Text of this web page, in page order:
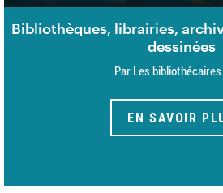
Bibliothèques, librairies,
dessinées
Par Les
EN SAVOIR